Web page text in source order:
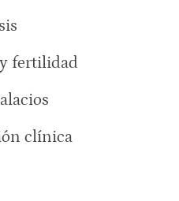
fertilidad
clínica